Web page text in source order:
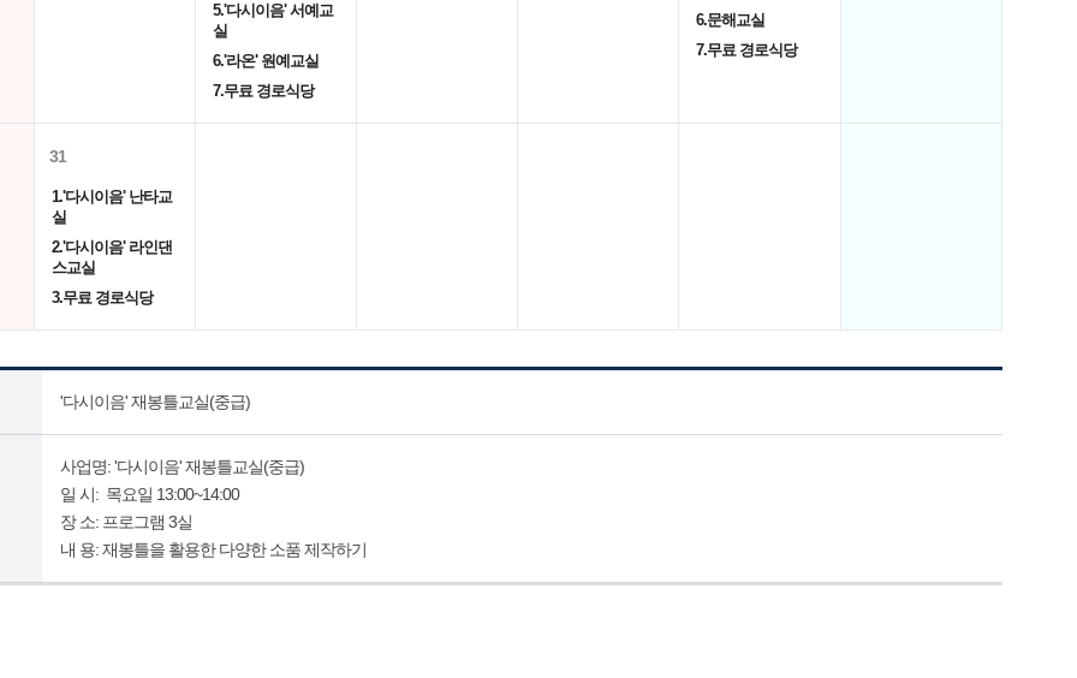
5.'다시이음' 서예교
실
6.'라온' 원예교실
7.무료 경로식당
6.문해교실
7.무료 경로식당
31
1.'다시이음' 난타교
실
2.'다시이음' 라인댄
스교실
3.무료 경로식당
'다시이음' 재봉틀교실(중급)
사업명: '다시이음' 재봉틀교실(중급)
일 시: 목요일 13:00~14:00
장 소: 프로그램 3실
내 용: 재봉틀을 활용한 다양한 소품 제작하기